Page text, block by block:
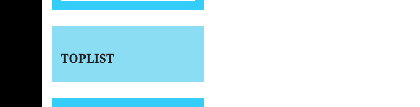
TOPLIST